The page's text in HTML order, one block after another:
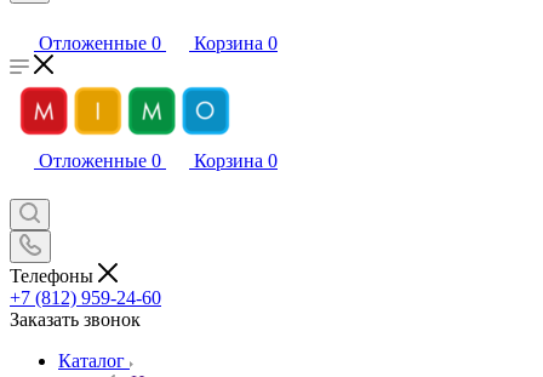
Отложенные 0 Корзина 0
Отложенные 0 Корзина 0
Телефоны
+7 (812) 959-24-60
Заказать звонок
Каталог